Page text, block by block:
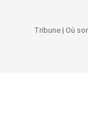
Tribune | Où